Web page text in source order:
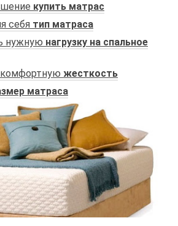
купить матрас
себя тип матраса
нужную нагрузку на спальное
жесткость
матраса